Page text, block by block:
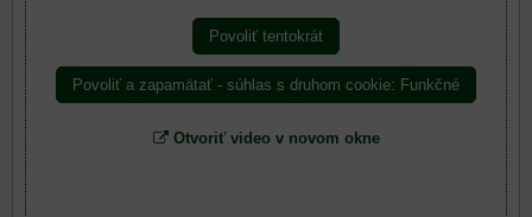
Povoliť tentokrát
Povoliť a zapamätať - súhlas s druhom cookie: Funkčné
Otvoriť video v novom okne